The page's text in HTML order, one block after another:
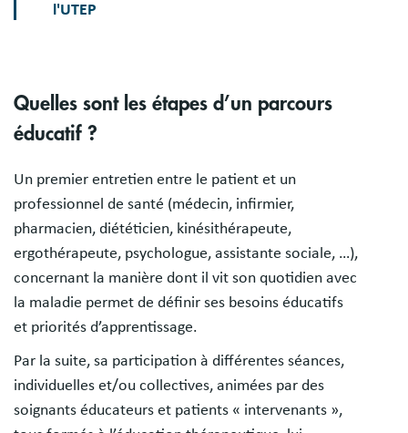
l'UTEP
Quelles sont les étapes d’un parcours
éducatif ?
Un premier entretien entre le patient et un
professionnel de santé (médecin, infirmier,
pharmacien, diététicien, kinésithérapeute,
ergothérapeute, psychologue, assistante sociale, …),
concernant la manière dont il vit son quotidien avec
la maladie permet de définir ses besoins éducatifs
et priorités d’apprentissage.
Par la suite, sa participation à différentes séances,
individuelles et/ou collectives, animées par des
soignants éducateurs et patients « intervenants »,